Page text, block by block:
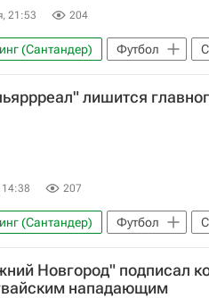
21:53 204
(Сантандер) Футбол
Испании по футболу
лишится
207
(Сантандер) Футбол
Сарагоса
Лига чемпионов
Испании по футболу
Новгород" подписал
нападающим